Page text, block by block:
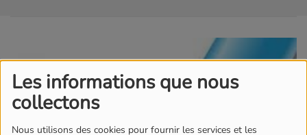
Les informations que nous
collectons
Nous utilisons des cookies pour fournir les services et les